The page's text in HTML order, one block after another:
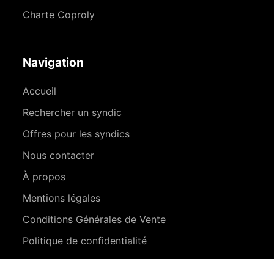
Charte Coproly
Navigation
Accueil
Rechercher un syndic
Offres pour les syndics
Nous contacter
À propos
Mentions légales
Conditions Générales de Vente
Politique de confidentialité